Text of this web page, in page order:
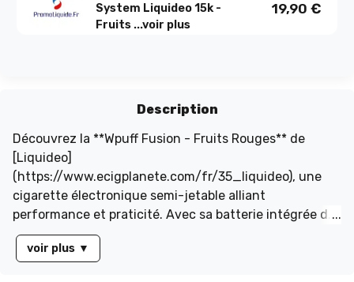
System Liquideo 15k -
Fruits ...voir plus
19,90 €
Description
Découvrez la **Wpuff Fusion - Fruits Rouges** de
[Liquideo]
(https://www.ecigplanete.com/fr/35_liquideo), une
cigarette électronique semi-jetable alliant
performance et praticité. Avec sa batterie intégrée de
**650 mAh**, elle offre jusqu'à **15 000 bouffées**
grâce à son ingénieux système à deux réservoirs.
voir plus ▼